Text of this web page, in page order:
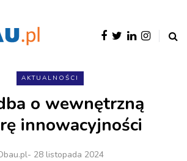
AKTUALNOŚCI
o wewnętrzną
innowacyjności
- 28 listopada 2024